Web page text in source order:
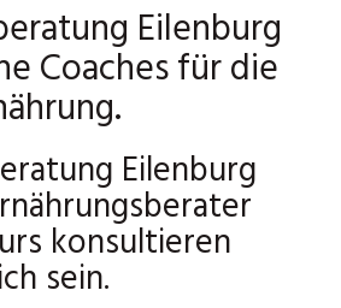
Eilenburg
Coaches für die
Eilenburg
konsultieren
sein.